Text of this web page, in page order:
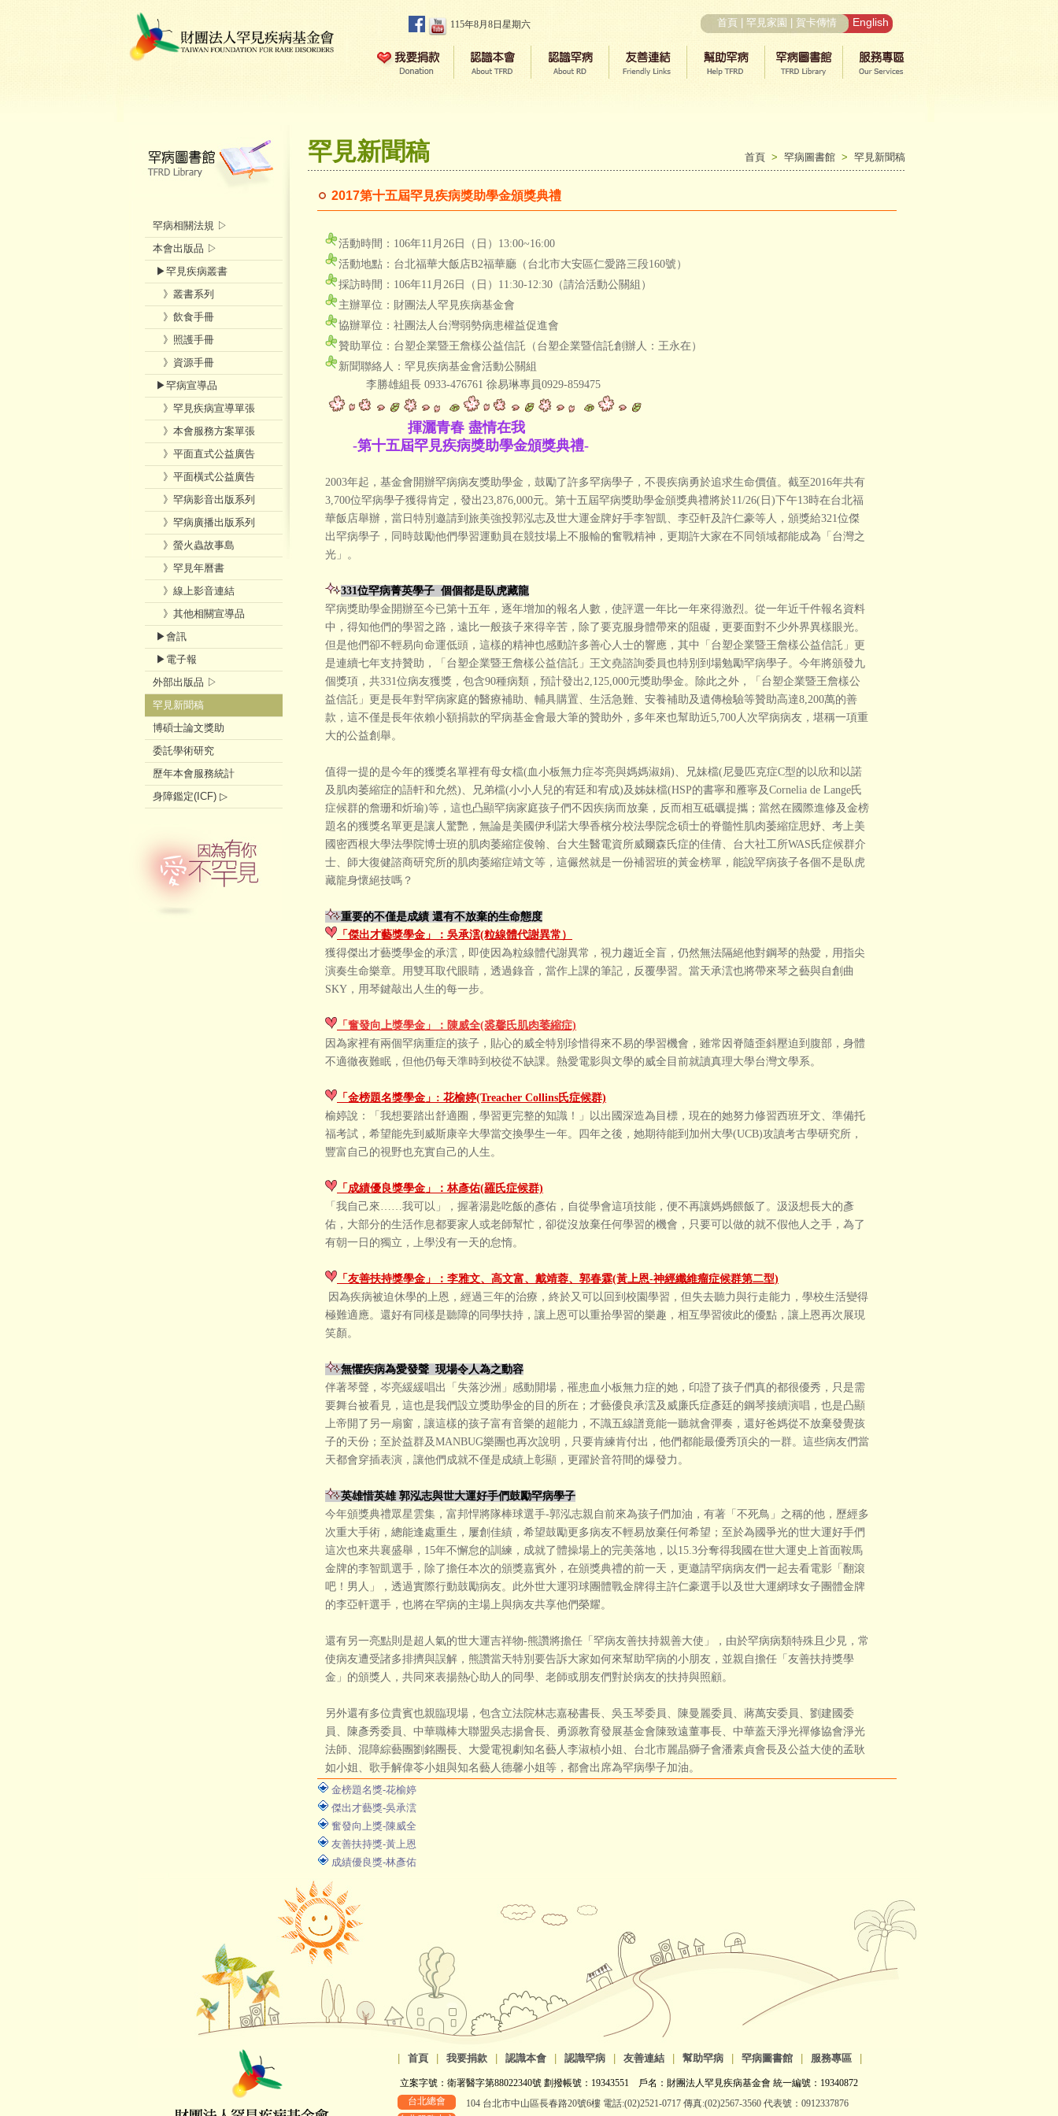
115年8月8日星期六 首頁 罕見家園 賀卡傳情 English
罕見新聞稿 首頁 > 罕病圖書館 > 罕見新聞稿
2017第十五屆罕見疾病獎助學金頒獎典禮
活動時間：106年11月26日（日）13:00~16:00
活動地點：台北福華大飯店B2福華廳（台北市大安區仁愛路三段160號）
採訪時間：106年11月26日（日）11:30-12:30（請洽活動公關組）
主辦單位：財團法人罕見疾病基金會
協辦單位：社團法人台灣弱勢病患權益促進會
贊助單位：台塑企業暨王詹樣公益信託（台塑企業暨信託創辦人：王永在）
新聞聯絡人：罕見疾病基金會活動公關組
李勝雄組長 0933-476761 徐易琳專員0929-859475
揮灑青春 盡情在我
-第十五屆罕見疾病獎助學金頒獎典禮-
2003年起，基金會開辦罕病病友獎助學金，鼓勵了許多罕病學子，不畏疾病勇於追求生命價值。截至2016年共有
3,700位罕病學子獲得肯定，發出23,876,000元。第十五屆罕病獎助學金頒獎典禮將於11/26(日)下午13時在台北福
華飯店舉辦，當日特別邀請到旅美強投郭泓志及世大運金牌好手李智凱、李亞軒及許仁豪等人，頒獎給321位傑
出罕病學子，同時鼓勵他們學習運動員在競技場上不服輸的奮戰精神，更期許大家在不同領域都能成為「台灣之
光」。
331位罕病菁英學子 個個都是臥虎藏龍
罕病獎助學金開辦至今已第十五年，逐年增加的報名人數，使評選一年比一年來得激烈。從一年近千件報名資料
中，得知他們的學習之路，遠比一般孩子來得辛苦，除了要克服身體帶來的阻礙，更要面對不少外界異樣眼光。
但是他們卻不輕易向命運低頭，這樣的精神也感動許多善心人士的響應，其中「台塑企業暨王詹樣公益信託」更
是連續七年支持贊助，「台塑企業暨王詹樣公益信託」王文堯諮詢委員也特別到場勉勵罕病學子。今年將頒發九
個獎項，共331位病友獲獎，包含90種病類，預計發出2,125,000元獎助學金。除此之外，「台塑企業暨王詹樣公
益信託」更是長年對罕病家庭的醫療補助、輔具購置、生活急難、安養補助及遺傳檢驗等贊助高達8,200萬的善
款，這不僅是長年依賴小額捐款的罕病基金會最大筆的贊助外，多年來也幫助近5,700人次罕病病友，堪稱一項重
大的公益創舉。
值得一提的是今年的獲獎名單裡有母女檔(血小板無力症岑亮與媽媽淑娟)、兄妹檔(尼曼匹克症C型的以欣和以諾
及肌肉萎縮症的語軒和允然)、兄弟檔(小小人兒的宥廷和宥成)及姊妹檔(HSP的書寧和雁寧及Cornelia de Lange氏
症候群的詹珊和炘瑜)等，這也凸顯罕病家庭孩子們不因疾病而放棄，反而相互砥礪提攜；當然在國際進修及金榜
題名的獲獎名單更是讓人驚艷，無論是美國伊利諾大學香檳分校法學院念碩士的脊髓性肌肉萎縮症思妤、考上美
國密西根大學法學院博士班的肌肉萎縮症俊翰、台大生醫電資所威爾森氏症的佳倩、台大社工所WAS氏症候群介
士、師大復健諮商研究所的肌肉萎縮症靖文等，這儼然就是一份補習班的黃金榜單，能說罕病孩子各個不是臥虎
藏龍身懷絕技嗎？
重要的不僅是成績 還有不放棄的生命態度
「傑出才藝獎學金」：吳承澐(粒線體代謝異常）
獲得傑出才藝獎學金的承澐，即使因為粒線體代謝異常，視力趨近全盲，仍然無法隔絕他對鋼琴的熱愛，用指尖
演奏生命樂章。用雙耳取代眼睛，透過錄音，當作上課的筆記，反覆學習。當天承澐也將帶來琴之藝與自創曲
SKY，用琴鍵敲出人生的每一步。
「奮發向上獎學金」：陳威全(裘馨氏肌肉萎縮症)
因為家裡有兩個罕病重症的孩子，貼心的威全特別珍惜得來不易的學習機會，雖常因脊隨歪斜壓迫到腹部，身體
不適徹夜難眠，但他仍每天準時到校從不缺課。熱愛電影與文學的威全目前就讀真理大學台灣文學系。
「金榜題名獎學金」: 花榆婷(Treacher Collins氏症候群)
榆婷說：「我想要踏出舒適圈，學習更完整的知識！」以出國深造為目標，現在的她努力修習西班牙文、準備托
福考試，希望能先到威斯康辛大學當交換學生一年。四年之後，她期待能到加州大學(UCB)攻讀考古學研究所，
豐富自己的視野也充實自己的人生。
「成績優良獎學金」：林彥佑(羅氏症候群)
「我自己來……我可以」，握著湯匙吃飯的彥佑，自從學會這項技能，便不再讓媽媽餵飯了。汲汲想長大的彥
佑，大部分的生活作息都要家人或老師幫忙，卻從沒放棄任何學習的機會，只要可以做的就不假他人之手，為了
有朝一日的獨立，上學没有一天的怠惰。
「友善扶持獎學金」：李雅文、高文富、戴靖蓉、郭春霖(黃上恩-神經纖維瘤症候群第二型)
因為疾病被迫休學的上恩，經過三年的治療，終於又可以回到校園學習，但失去聽力與行走能力，學校生活變得
極難適應。還好有同樣是聽障的同學扶持，讓上恩可以重拾學習的樂趣，相互學習彼此的優點，讓上恩再次展現
笑顏。
無懼疾病為愛發聲 現場令人為之動容
伴著琴聲，岑亮緩緩唱出「失落沙洲」感動開場，罹患血小板無力症的她，印證了孩子們真的都很優秀，只是需
要舞台被看見，這也是我們設立獎助學金的目的所在；才藝優良承澐及威廉氏症彥廷的鋼琴接續演唱，也是凸顯
上帝開了另一扇窗，讓這樣的孩子富有音樂的超能力，不識五線譜竟能一聽就會彈奏，還好爸媽從不放棄發覺孩
子的天份；至於益群及MANBUG樂團也再次說明，只要肯練肯付出，他們都能最優秀頂尖的一群。這些病友們當
天都會穿插表演，讓他們成就不僅是成績上彰顯，更躍於音符間的爆發力。
英雄惜英雄 郭泓志與世大運好手們鼓勵罕病學子
今年頒獎典禮眾星雲集，富邦悍將隊棒球選手-郭泓志親自前來為孩子們加油，有著「不死鳥」之稱的他，歷經多
次重大手術，總能逢處重生，屢創佳績，希望鼓勵更多病友不輕易放棄任何希望；至於為國爭光的世大運好手們
這次也來共襄盛舉，15年不懈怠的訓練，成就了體操場上的完美落地，以15.3分奪得我國在世大運史上首面鞍馬
金牌的李智凱選手，除了擔任本次的頒獎嘉賓外，在頒獎典禮的前一天，更邀請罕病病友們一起去看電影「翻滾
吧！男人」，透過實際行動鼓勵病友。此外世大運羽球團體戰金牌得主許仁豪選手以及世大運網球女子團體金牌
的李亞軒選手，也將在罕病的主場上與病友共享他們榮耀。
還有另一亮點則是超人氣的世大運吉祥物-熊讚將擔任「罕病友善扶持親善大使」，由於罕病病類特殊且少見，常
使病友遭受諸多排擠與誤解，熊讚當天特別要告訴大家如何來幫助罕病的小朋友，並親自擔任「友善扶持獎學
金」的頒獎人，共同來表揚熱心助人的同學、老師或朋友們對於病友的扶持與照顧。
另外還有多位貴賓也親臨現場，包含立法院林志嘉秘書長、吳玉琴委員、陳曼麗委員、蔣萬安委員、劉建國委
員、陳彥秀委員、中華職棒大聯盟吳志揚會長、勇源教育發展基金會陳致遠董事長、中華蓋天淨光禪修協會淨光
法師、混障綜藝團劉銘團長、大愛電視劇知名藝人李淑楨小姐、台北市麗晶獅子會潘素貞會長及公益大使的孟耿
如小姐、歌手解偉苓小姐與知名藝人德馨小姐等，都會出席為罕病學子加油。
金榜題名獎-花榆婷
傑出才藝獎-吳承澐
奮發向上獎-陳威全
友善扶持獎-黃上恩
成績優良獎-林彥佑
罕病相關法規 ▷
本會出版品 ▷
▶罕見疾病叢書
》叢書系列
》飲食手冊
》照護手冊
》資源手冊
▶罕病宣導品
》罕見疾病宣導單張
》本會服務方案單張
》平面直式公益廣告
》平面橫式公益廣告
》罕病影音出版系列
》罕病廣播出版系列
》螢火蟲故事島
》罕見年曆書
》線上影音連結
》其他相關宣導品
▶會訊
▶電子報
外部出版品 ▷
罕見新聞稿
博碩士論文獎助
委託學術研究
歷年本會服務統計
身障鑑定(ICF) ▷
首頁 我要捐款 認識本會 認識罕病 友善連結 幫助罕病 罕病圖書館 服務專區
立案字號：衛署醫字第88022340號 劃撥帳號：19343551 戶名：財團法人罕見疾病基金會 統一編號：19340872
台北總會
104 台北市中山區長春路20號6樓 電話:(02)2521-0717 傳真:(02)2567-3560 代表號：0912337876